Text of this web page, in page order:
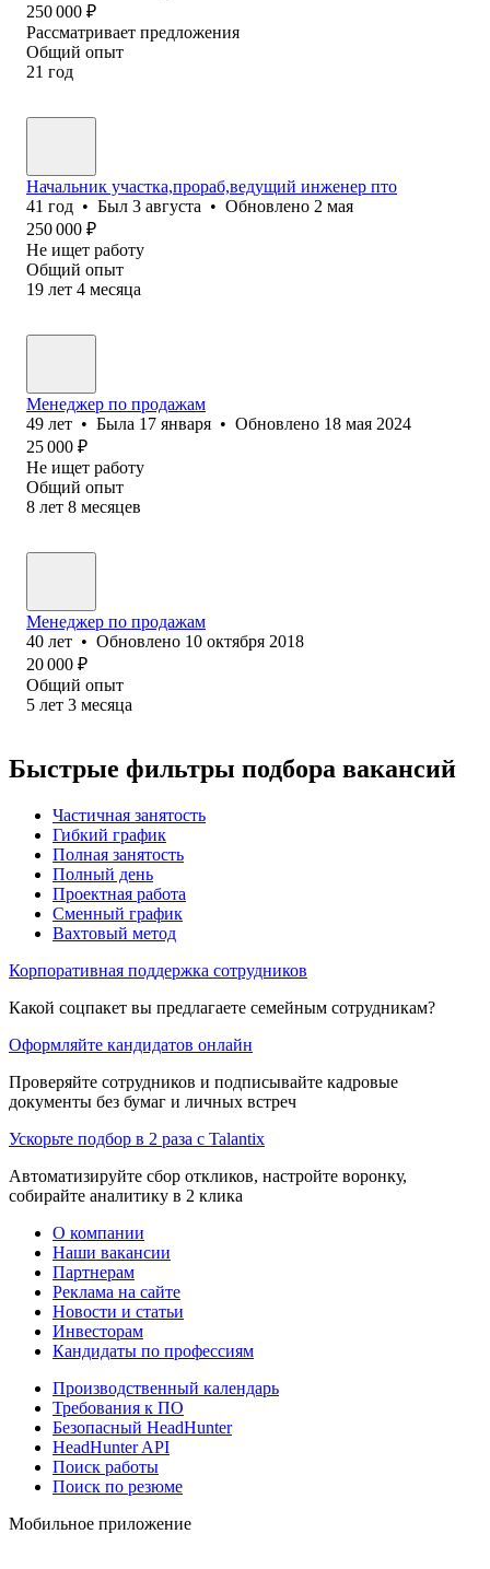
250 000 ₽
Рассматривает предложения
Общий опыт
21 год
Начальник участка,прораб,ведущий инженер пто
41 год • Был 3 августа • Обновлено 2 мая
250 000 ₽
Не ищет работу
Общий опыт
19 лет 4 месяца
Менеджер по продажам
49 лет • Была 17 января • Обновлено 18 мая 2024
25 000 ₽
Не ищет работу
Общий опыт
8 лет 8 месяцев
Менеджер по продажам
40 лет • Обновлено 10 октября 2018
20 000 ₽
Общий опыт
5 лет 3 месяца
Быстрые фильтры подбора вакансий
Частичная занятость
Гибкий график
Полная занятость
Полный день
Проектная работа
Сменный график
Вахтовый метод
Корпоративная поддержка сотрудников
Какой соцпакет вы предлагаете семейным сотрудникам?
Оформляйте кандидатов онлайн
Проверяйте сотрудников и подписывайте кадровые
документы без бумаг и личных встреч
Ускорьте подбор в 2 раза с Talantix
Автоматизируйте сбор откликов, настройте воронку,
собирайте аналитику в 2 клика
О компании
Наши вакансии
Партнерам
Реклама на сайте
Новости и статьи
Инвесторам
Кандидаты по профессиям
Производственный календарь
Требования к ПО
Безопасный HeadHunter
HeadHunter API
Поиск работы
Поиск по резюме
Мобильное приложение